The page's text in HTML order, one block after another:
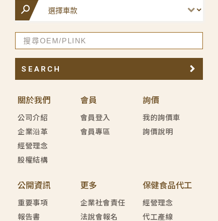
關於我們
公司介紹
企業沿革
經營理念
股權結構
會員
會員登入
會員專區
詢價
我的詢價車
詢價說明
公開資訊
重要事項
報告書
更多
企業社會責任
法說會報名
保健食品代工
經營理念
代工產線
SEARCH